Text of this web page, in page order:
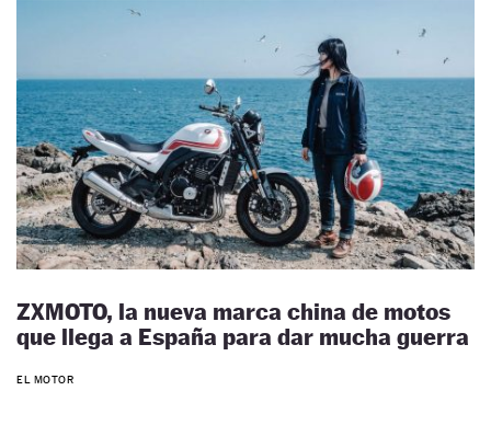
ZXMOTO, la nueva marca china de motos
que llega a España para dar mucha guerra
EL MOTOR